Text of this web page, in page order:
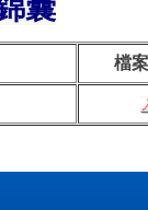
囊
檔